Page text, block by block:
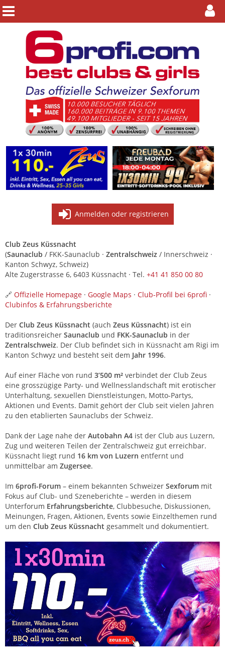
Anmelden oder registrieren
Club Zeus Küssnacht
(Saunaclub / FKK-Saunaclub · Zentralschweiz / Innerschweiz ·
Kanton Schwyz, Schweiz)
Alte Zugerstrasse 6, 6403 Küssnacht · Tel. +41 41 850 00 80
🔗 Offizielle Homepage · Google Maps · Club-Profil bei 6profi ·
Clubinfos & Erfahrungsberichte
Der Club Zeus Küssnacht (auch Zeus Küssnacht) ist ein
traditionsreicher Saunaclub und FKK-Saunaclub in der
Zentralschweiz. Der Club befindet sich in Küssnacht am Rigi im
Kanton Schwyz und besteht seit dem Jahr 1996.
Auf einer Fläche von rund 3’500 m² verbindet der Club Zeus
eine grosszügige Party- und Wellnesslandschaft mit erotischer
Unterhaltung, sexuellen Dienstleistungen, Motto-Partys,
Aktionen und Events. Damit gehört der Club seit vielen Jahren
zu den etablierten Saunaclubs der Schweiz.
Dank der Lage nahe der Autobahn A4 ist der Club aus Luzern,
Zug und weiteren Teilen der Zentralschweiz gut erreichbar.
Küssnacht liegt rund 16 km von Luzern entfernt und
unmittelbar am Zugersee.
Im 6profi-Forum – einem bekannten Schweizer Sexforum mit
Fokus auf Club- und Szeneberichte – werden in diesem
Unterforum Erfahrungsberichte, Clubbesuche, Diskussionen,
Meinungen, Fragen, Aktionen, Events sowie Einzelthemen rund
um den Club Zeus Küssnacht gesammelt und dokumentiert.